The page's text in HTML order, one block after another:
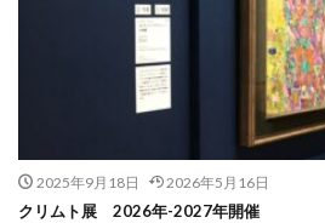
2025年9月18日 2026年5月16日
クリムト展 2026年-2027年開催